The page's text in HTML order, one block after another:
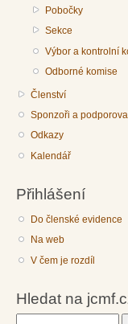
Pobočky
Sekce
Výbor a kontrolní
Odborné komise
Členství
Sponzoři a
Odkazy
Kalendář
Přihlášení
Do členské evidence
Na web
V čem je rozdíl
Hledat na